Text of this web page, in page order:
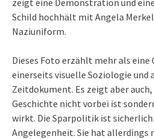
zeigt eine Demonstration und
Schild hochhält mit Angela
Naziuniform.
Dieses Foto erzählt mehr als eine
einerseits visuelle Soziologie und
Zeitdokument. Es zeigt aber auch,
Geschichte nicht vorbei ist
wirkt. Die Sparpolitik ist
Angelegenheit. Sie hat allerdings